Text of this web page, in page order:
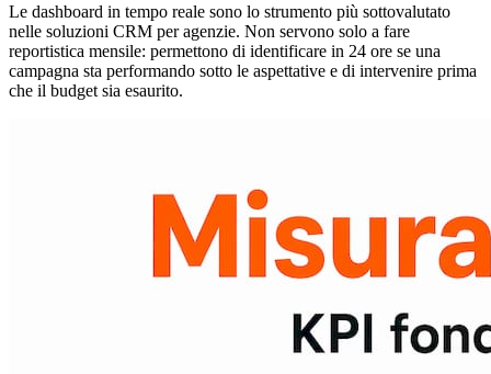
Le dashboard in tempo reale sono lo strumento più sottovalutato
nelle soluzioni CRM per agenzie. Non servono solo a fare
reportistica mensile: permettono di identificare in 24 ore se una
campagna sta performando sotto le aspettative e di intervenire prima
che il budget sia esaurito.